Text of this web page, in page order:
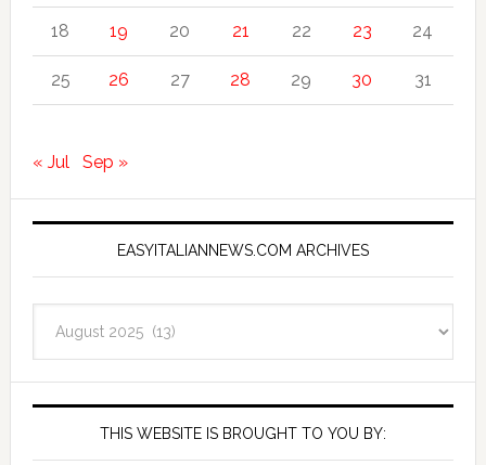
18 19 20 21 22 23 24
25 26 27 28 29 30 31
« Jul Sep »
EASYITALIANNEWS.COM ARCHIVES
Archives
THIS WEBSITE IS BROUGHT TO YOU BY: